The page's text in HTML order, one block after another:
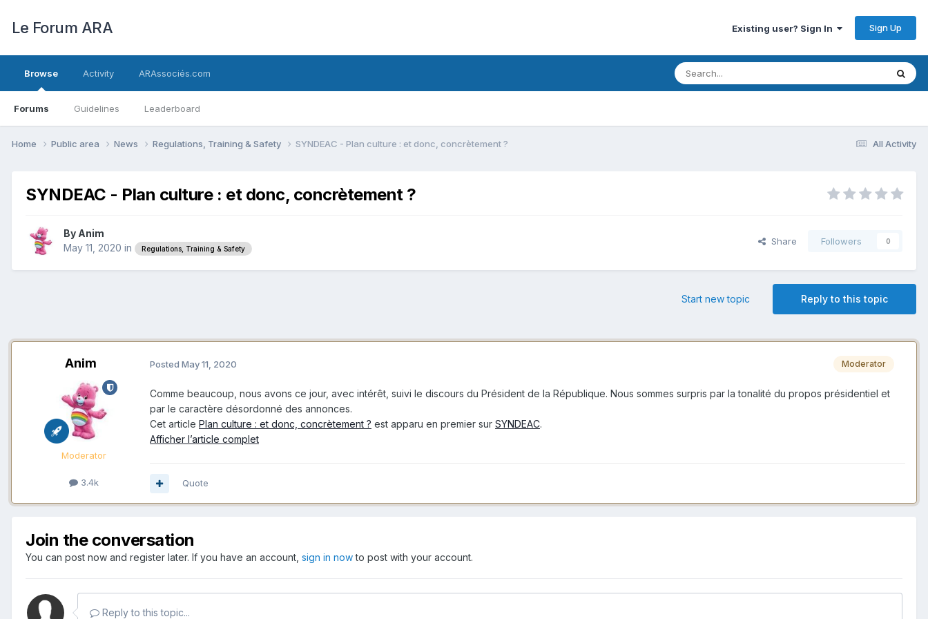
Le Forum ARA Existing user? Sign In Sign Up
Browse
Forums Guidelines Leaderboard
Activity ARAssociés.com
All Activity
Home Public area News Regulations, Training & Safety SYNDEAC - Plan culture : et donc, concrètement ?
SYNDEAC - Plan culture : et donc, concrètement ?
By Anim
May 11, 2020 in Regulations, Training & Safety
Share Followers 0
Reply to this topic
Start new topic
Anim
Moderator
3.4k
Moderator
Posted May 11, 2020
Comme beaucoup, nous avons ce jour, avec intérêt, suivi le discours du Président de la République. Nous sommes surpris par la tonalité du propos présidentiel et
par le caractère désordonné des annonces.
Cet article Plan culture : et donc, concrètement ? est apparu en premier sur SYNDEAC.
Afficher l’article complet
Quote
Join the conversation
You can post now and register later. If you have an account, sign in nowto post with your account.
Reply to this topic...